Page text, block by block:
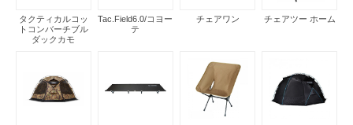
タクティカルコッ
トコンバーチブル
ダックカモ
Tac.Field6.0/コヨー
テ
チェアワン チェアツー ホーム